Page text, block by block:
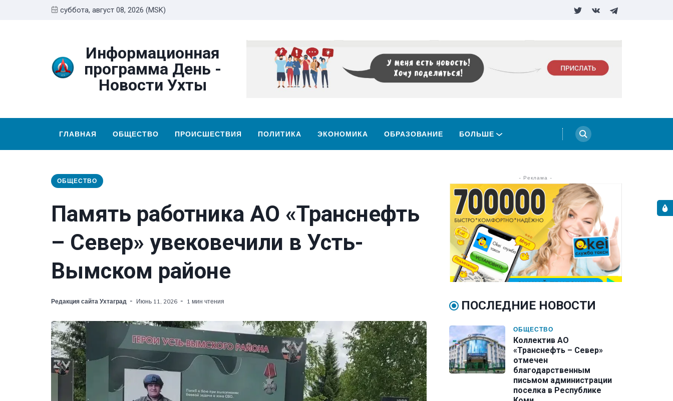
суббота, август 08, 2026 (MSK)
Информационная
программа День -
Новости Ухты
ГЛАВНАЯ ОБЩЕСТВО ПРОИСШЕСТВИЯ ПОЛИТИКА ЭКОНОМИКА ОБРАЗОВАНИЕ БОЛЬШЕ
ОБЩЕСТВО
Память работника АО «Транснефть
– Север» увековечили в Усть-
Вымском районе
Редакция сайта Ухтаград Июнь 11, 2026 1 мин чтения
- Реклама -
ПОСЛЕДНИЕ НОВОСТИ
ОБЩЕСТВО
Коллектив АО
«Транснефть – Север»
отмечен
благодарственным
письмом администрации
поселка в Республике